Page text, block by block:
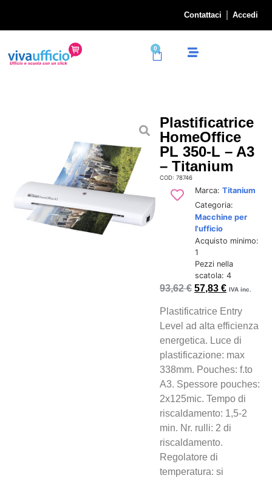
Contattaci Accedi
0
Plastificatrice
HomeOffice
PL 350-L – A3
– Titanium
COD: 78746
Marca: Titanium
Categoria:
Macchine per
l'ufficio
Acquisto minimo:
1
Pezzi nella
scatola: 4
93,62€ 57,83€ IVA inc.
Plastificatrice Entry
Level ad alta efficienza
energetica. Luce di
plastificazione: max
338mm. Pouches: f.to
A3. Spessore pouches:
2x125mic. Tempo di
riscaldamento: 1,5-2
min. Nr. rulli: 2 di
riscaldamento.
Regolatore di
temperatura: si